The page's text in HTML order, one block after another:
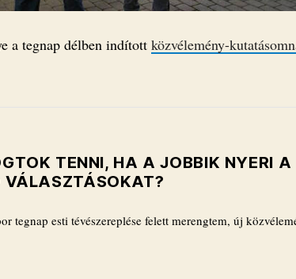
a tegnap délben indított közvélemény-
TENNI, HA A JOBBIK NYERI A
VÁLASZTÁSOKAT?
tegnap esti tévészereplése felett merengtem, új